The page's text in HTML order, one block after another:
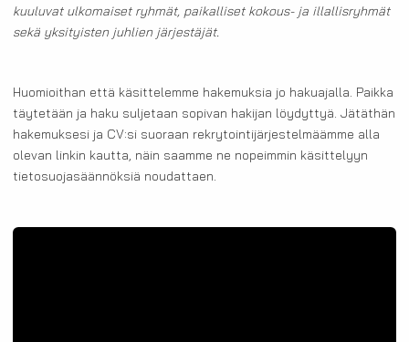
kuuluvat ulkomaiset ryhmät, paikalliset kokous- ja illallisryhmät
sekä yksityisten juhlien järjestäjät.
Huomioithan että käsittelemme hakemuksia jo hakuajalla. Paikka
täytetään ja haku suljetaan sopivan hakijan löydyttyä. Jätäthän
hakemuksesi ja CV:si suoraan rekrytointijärjestelmäämme alla
olevan linkin kautta, näin saamme ne nopeimmin käsittelyyn
tietosuojasäännöksiä noudattaen.